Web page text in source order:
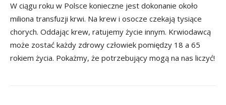
W ciągu roku w Polsce konieczne jest dokonanie około
miliona transfuzji krwi. Na krew i osocze czekają tysiące
chorych. Oddając krew, ratujemy życie innym. Krwiodawcą
może zostać każdy zdrowy człowiek pomiędzy 18 a 65
rokiem życia. Pokażmy, że potrzebujący mogą na nas liczyć!